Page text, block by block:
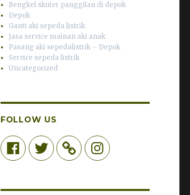
Bengkel skuter panggilan di depok
Depok
Ganti aki sepeda listrik
Jasa service mainan aki anak
Pasang aki sepedalistrik – Depok
Service sepeda listrik
Uncategorized
FOLLOW US
FacebookTwitter Instagram